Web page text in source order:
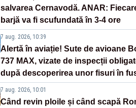
salvarea Cernavodă. ANAR:
barjă va fi scufundată în 3-4 ore
7 aug. 2026, 10:39
Alertă în aviație! Sute de avioane
737 MAX, vizate de inspecții
după descoperirea unor fisuri în
7 aug. 2026, 10:01
Când revin ploile și când scapă